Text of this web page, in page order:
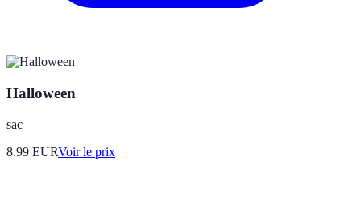
Halloween
sac
8.99 EURVoir le prix